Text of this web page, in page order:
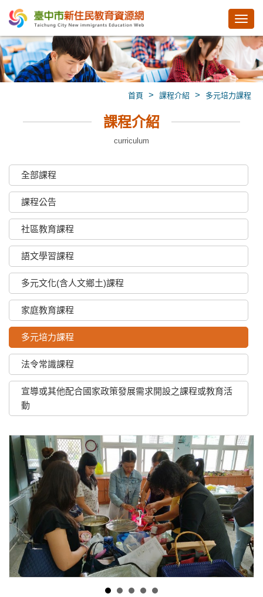
首頁 > 課程介紹 > 多元培力課程
課程介紹
curriculum
全部課程
課程公告
社區教育課程
語文學習課程
多元文化(含人文鄉土)課程
家庭教育課程
多元培力課程
法令常識課程
宣導或其他配合國家政策發展需求開設之課程或教育活
動